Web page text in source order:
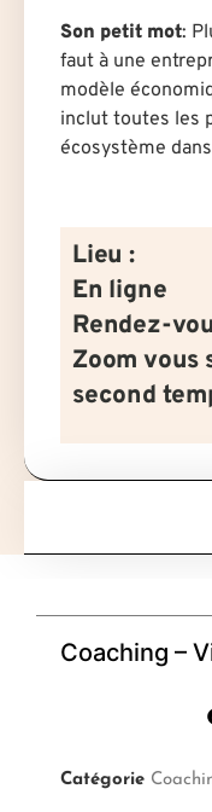
Son petit mot:
faut à une
modèle
inclut toutes les
écosystème
Lieu :
En ligne
Rendez-
Zoom vous
second
Coaching –
Catégorie